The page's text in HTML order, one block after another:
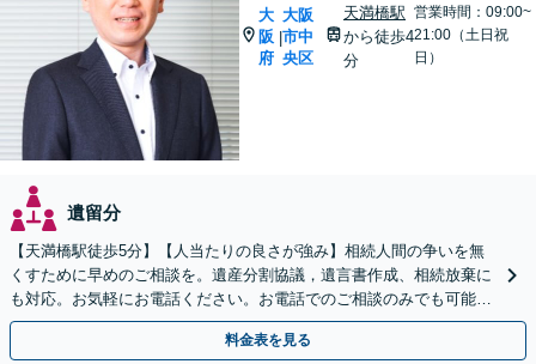
大
阪
府
|
大阪
市中
央区
天満橋駅
から徒歩4
分
営業時間：09:00~
21:00（土日祝
日）
遺留分
【天満橋駅徒歩5分】【人当たりの良さが強み】相続人間の争いを無
くすために早めのご相談を。遺産分割協議，遺言書作成、相続放棄に
も対応。お気軽にお電話ください。お電話でのご相談のみでも可能
【初回面談30分無料】【夜間・休日対応可】【出張相談可】
料金表を見る